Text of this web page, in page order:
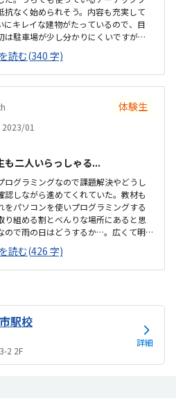
抗なく始められそう。内容も充実して
にキレイな建物がたっているので、目
は駐車場が少し分かりにくいですが、
いた。教室内も清潔感があり、リラッ
です。もう少し安いとありがたいです
より安価だと思います。自分が作っ
うです。内容は子供が興味を持つよ
いた教室だと思いました。
読む(340 字)
体験生
01
も二人いらっしゃる...
ログラミングなので課題解決やどうし
認しながら進めてくれていた。教材も
をパソコンを使いプログラミングする
り組める割とべんりな場所にあると思
ので雨の日はどうするか…。広くて明
われているようなので広すぎるくら
られた。時間と料金の提示が曖昧な所
はなく次回はその2コマは飛ばして次の
かどうか気になった。月1度と思うと
徒に二人の先生になる予定ですとのこ
に学ぶ友達がいるともっと良いなと
ないが、教材が良い...
読む(426 字)
駅校
2 2F
詳細